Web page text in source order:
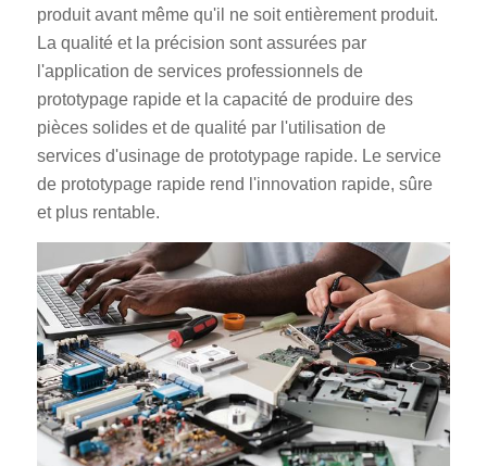
produit avant même qu'il ne soit entièrement produit.
La qualité et la précision sont assurées par
l'application de services professionnels de
prototypage rapide et la capacité de produire des
pièces solides et de qualité par l'utilisation de
services d'usinage de prototypage rapide. Le service
de prototypage rapide rend l'innovation rapide, sûre
et plus rentable.